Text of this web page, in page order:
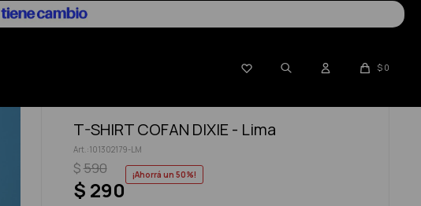
 $ 0
T-SHIRT COFAN DIXIE - Lima
101302179-LM
$ 290
$590 50